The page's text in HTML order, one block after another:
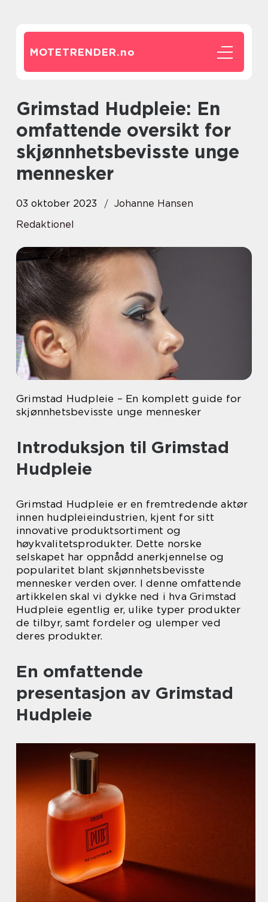
MOTETRENDER.no
Grimstad Hudpleie: En
omfattende oversikt for
skjønnhetsbevisste unge
mennesker
03 oktober 2023
Johanne Hansen
Redaktionel
Grimstad Hudpleie – En komplett guide for
skjønnhetsbevisste unge mennesker
Introduksjon til Grimstad
Hudpleie
Grimstad Hudpleie er en fremtredende aktør
innen hudpleieindustrien, kjent for sitt
innovative produktsortiment og
høykvalitetsprodukter. Dette norske
selskapet har oppnådd anerkjennelse og
popularitet blant skjønnhetsbevisste
mennesker verden over. I denne omfattende
artikkelen skal vi dykke ned i hva Grimstad
Hudpleie egentlig er, ulike typer produkter
de tilbyr, samt fordeler og ulemper ved
deres produkter.
En omfattende
presentasjon av Grimstad
Hudpleie